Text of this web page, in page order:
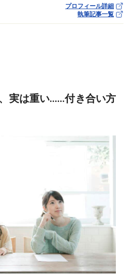
プロフィール詳細
執筆記事一覧
実は重い……付き合い方